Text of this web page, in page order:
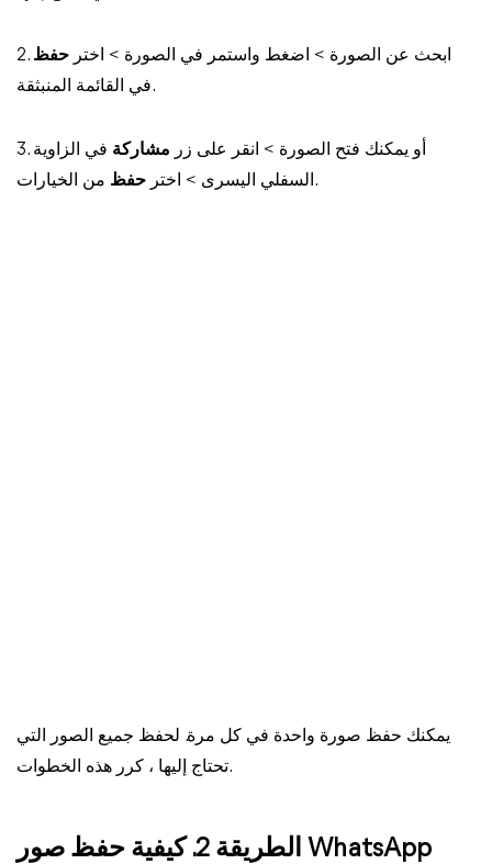
2. ابحث عن الصورة > اضغط واستمر في الصورة > اختر حفظ
في القائمة المنبثقة.
3. أو يمكنك فتح الصورة > انقر على زر مشاركة في الزاوية
السفلي اليسرى > اختر حفظ من الخيارات.
يمكنك حفظ صورة واحدة في كل مرة. لحفظ جميع الصور التي
تحتاج إليها ، كرر هذه الخطوات.
الطريقة 2. كيفية حفظ صور WhatsApp